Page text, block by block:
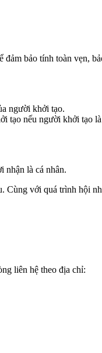
bảo tính toàn vẹn,
người khởi tạo.
tạo nếu người khởi tạo là
nhận là cá nhân.
với quá trình hội
liên hệ theo địa chỉ: